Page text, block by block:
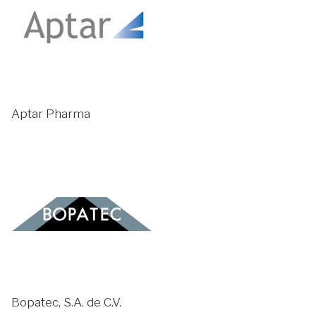
Aptar Pharma
Bopatec, S.A. de C.V.